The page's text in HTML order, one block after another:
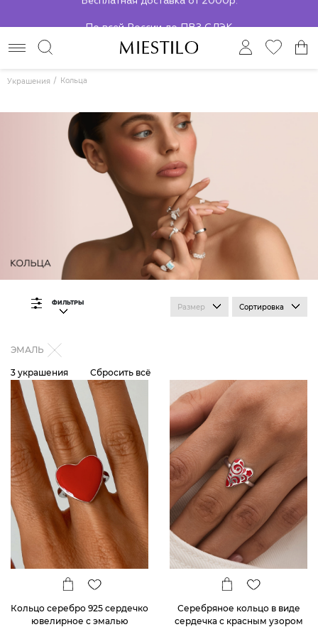
Украшения Кольца
ФИЛЬТРЫ Размер Сортировка
ЭМАЛЬ
3 украшения Сбросить всё
Кольцо серебро 925 сердечко
ювелирное с эмалью
Серебряное кольцо в виде
сердечка с красным узором